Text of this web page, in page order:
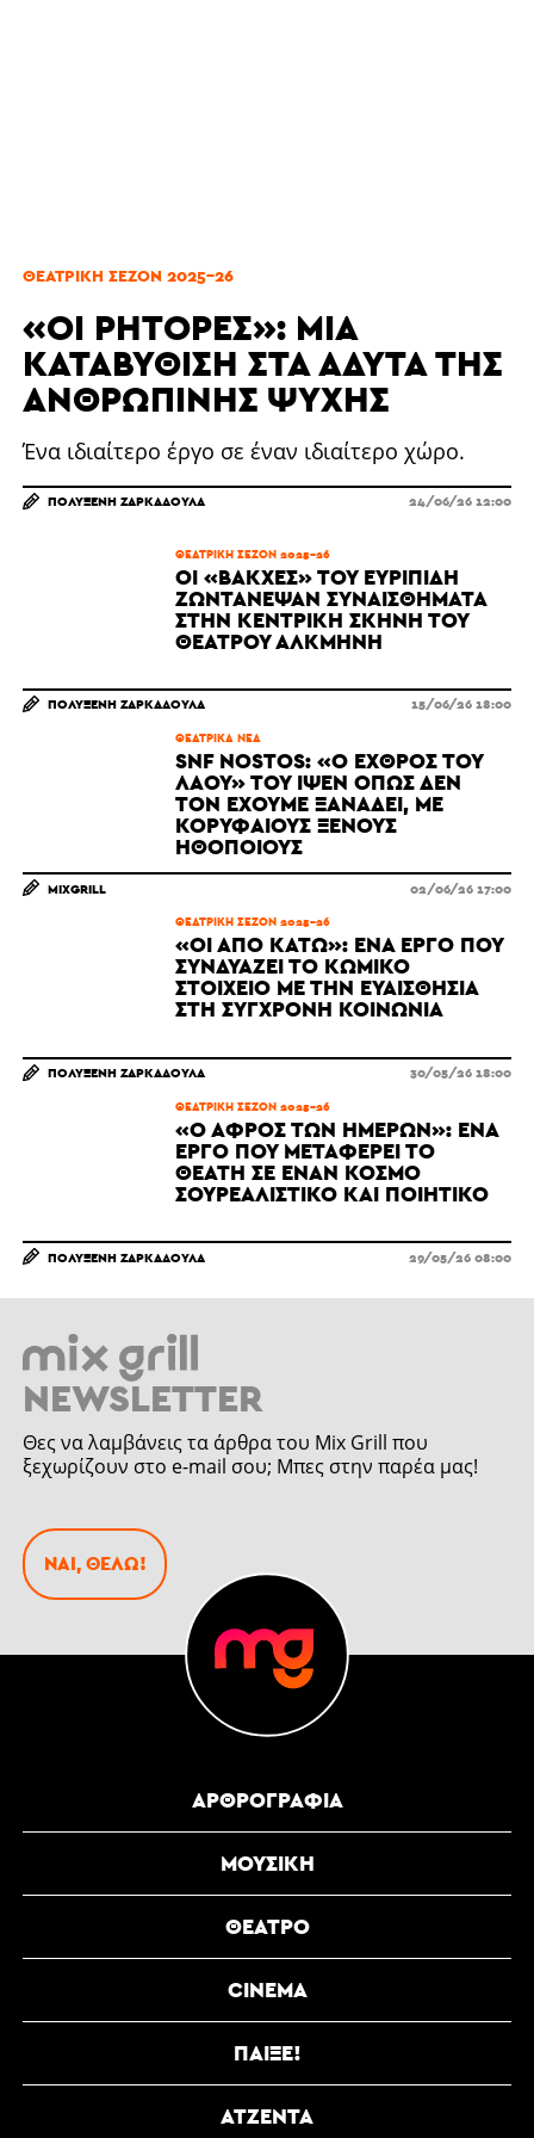
ΘΕΑΤΡΙΚΉ ΣΕΖΌΝ 2025-26
«ΟΙ ΡΉΤΟΡΕΣ»: ΜΙΑ
ΚΑΤΑΒΎΘΙΣΗ ΣΤΑ ΆΔΥΤΑ ΤΗΣ
ΑΝΘΡΏΠΙΝΗΣ ΨΥΧΉΣ
Ένα ιδιαίτερο έργο σε έναν ιδιαίτερο χώρο.
ΠΟΛΥΞΈΝΗ ΖΑΡΚΑΔΟΎΛΑ 24/06/26 12:00
ΘΕΑΤΡΙΚΉ ΣΕΖΌΝ 2025-26
ΟΙ «ΒΆΚΧΕΣ» ΤΟΥ ΕΥΡΙΠΊΔΗ
ΖΩΝΤΆΝΕΨΑΝ ΣΥΝΑΙΣΘΉΜΑΤΑ
ΣΤΗΝ ΚΕΝΤΡΙΚΉ ΣΚΗΝΉ ΤΟΥ
ΘΕΆΤΡΟΥ ΑΛΚΜΉΝΗ
ΠΟΛΥΞΈΝΗ ΖΑΡΚΑΔΟΎΛΑ 15/06/26 18:00
ΘΕΑΤΡΙΚΆ ΝΈΑ
SNF NOSTOS: «Ο ΕΧΘΡΌΣ ΤΟΥ
ΛΑΟΎ» ΤΟΥ ΊΨΕΝ ΌΠΩΣ ΔΕΝ
ΤΟΝ ΈΧΟΥΜΕ ΞΑΝΑΔΕΊ, ΜΕ
ΚΟΡΥΦΑΊΟΥΣ ΞΈΝΟΥΣ
ΗΘΟΠΟΙΟΎΣ
MIXGRILL 02/06/26 17:00
ΘΕΑΤΡΙΚΉ ΣΕΖΌΝ 2025-26
«ΟΙ ΑΠΌ ΚΆΤΩ»: ΈΝΑ ΈΡΓΟ ΠΟΥ
ΣΥΝΔΥΆΖΕΙ ΤΟ ΚΩΜΙΚΌ
ΣΤΟΙΧΕΊΟ ΜΕ ΤΗΝ ΕΥΑΙΣΘΗΣΊΑ
ΣΤΗ ΣΎΓΧΡΟΝΗ ΚΟΙΝΩΝΊΑ
ΠΟΛΥΞΈΝΗ ΖΑΡΚΑΔΟΎΛΑ 30/05/26 18:00
ΘΕΑΤΡΙΚΉ ΣΕΖΌΝ 2025-26
«Ο ΑΦΡΌΣ ΤΩΝ ΗΜΕΡΏΝ»: ΈΝΑ
ΈΡΓΟ ΠΟΥ ΜΕΤΑΦΈΡΕΙ ΤΟ
ΘΕΑΤΉ ΣΕ ΈΝΑΝ ΚΌΣΜΟ
ΣΟΥΡΕΑΛΙΣΤΙΚΌ ΚΑΙ ΠΟΙΗΤΙΚΌ
ΠΟΛΥΞΈΝΗ ΖΑΡΚΑΔΟΎΛΑ 29/05/26 08:00
NEWSLETTER
Θες να λαμβάνεις τα άρθρα του Mix Grill που
ξεχωρίζουν στο e-mail σου; Μπες στην παρέα μας!
ΑΡΘΡΟΓΡΑΦΊΑ
ΜΟΥΣΙΚΉ
ΘΈΑΤΡΟ
CINEMA
ΠΑΊΞΕ!
ΑΤΖΈΝΤΑ